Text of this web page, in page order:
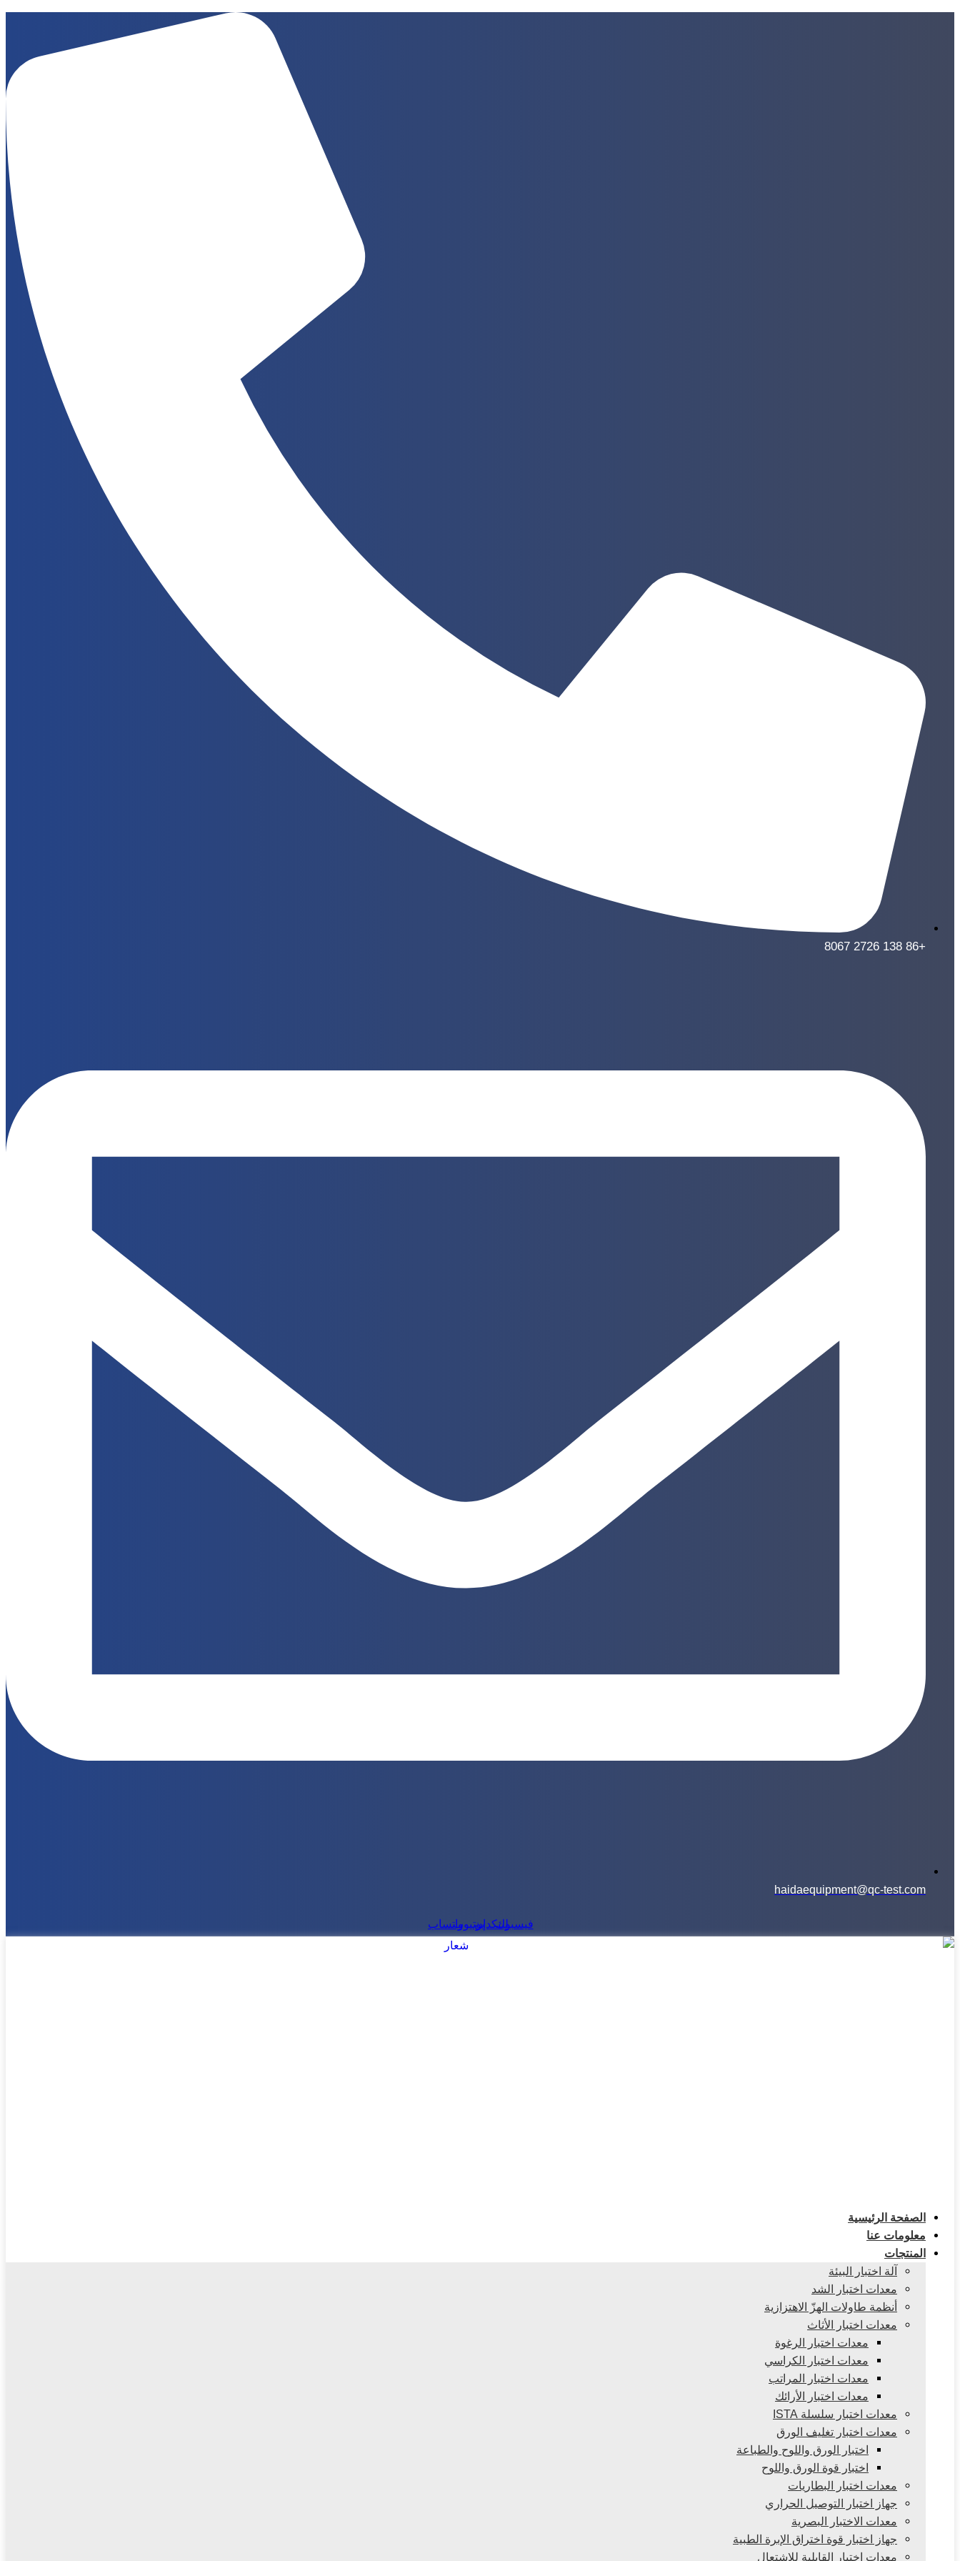
+86 138 2726 8067
haidaequipment@qc-test.com
فيسبوكلينكدإنيوتيوبواتساب
الصفحة الرئيسية
معلومات عنا
المنتجات
آلة اختبار البيئة
معدات اختبار الشد
أنظمة طاولات الهزّ الاهتزازية
معدات اختبار الأثاث
معدات اختبار الرغوة
معدات اختبار الكراسي
معدات اختبار المراتب
معدات اختبار الأرائك
معدات اختبار سلسلة ISTA
معدات اختبار تغليف الورق
اختبار الورق واللوح والطباعة
اختبار قوة الورق واللوح
معدات اختبار البطاريات
جهاز اختبار التوصيل الحراري
معدات الاختبار البصرية
جهاز اختبار قوة اختراق الإبرة الطبية
معدات اختبار القابلية للاشتعال